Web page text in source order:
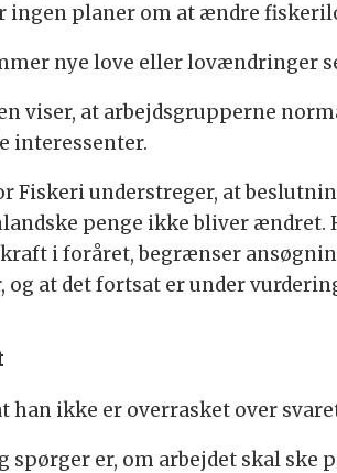
ingen planer om at ændre
nye love eller lovændringer
viser, at arbejdsgrupperne
interessenter.
Fiskeri understreger, at
penge ikke bliver ændret.
i foråret, begrænser
og at det fortsat er under
han ikke er overrasket over
spørger er, om arbejdet skal ske